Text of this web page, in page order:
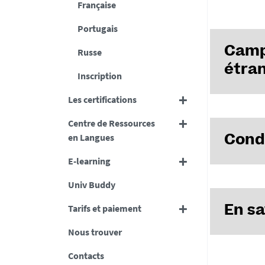
Française
Portugais
Russe
Inscription
Les certifications
Centre de Ressources
en Langues
E-learning
Univ Buddy
Tarifs et paiement
Nous trouver
Contacts
Aucun
Les
En